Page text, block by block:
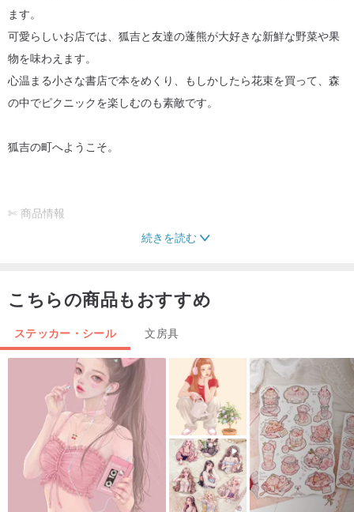
ます。
可愛らしいお店では、狐吉と友達の蓬熊が大好きな新鮮な野菜や果
物を味わえます。
心温まる小さな書店で本をめくり、もしかしたら花束を買って、森
の中でピクニックを楽しむのも素敵です。
狐吉の町へようこそ。
✄ 商品情報
素材: 型抜き和紙シール
続きを読む
こちらの商品もおすすめ
ステッカー・シール 文房具